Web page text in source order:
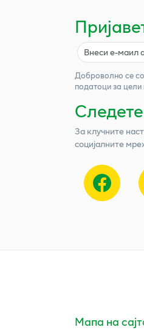
Доброволно се
податоци за
За клучните
социјалните
Мапа на